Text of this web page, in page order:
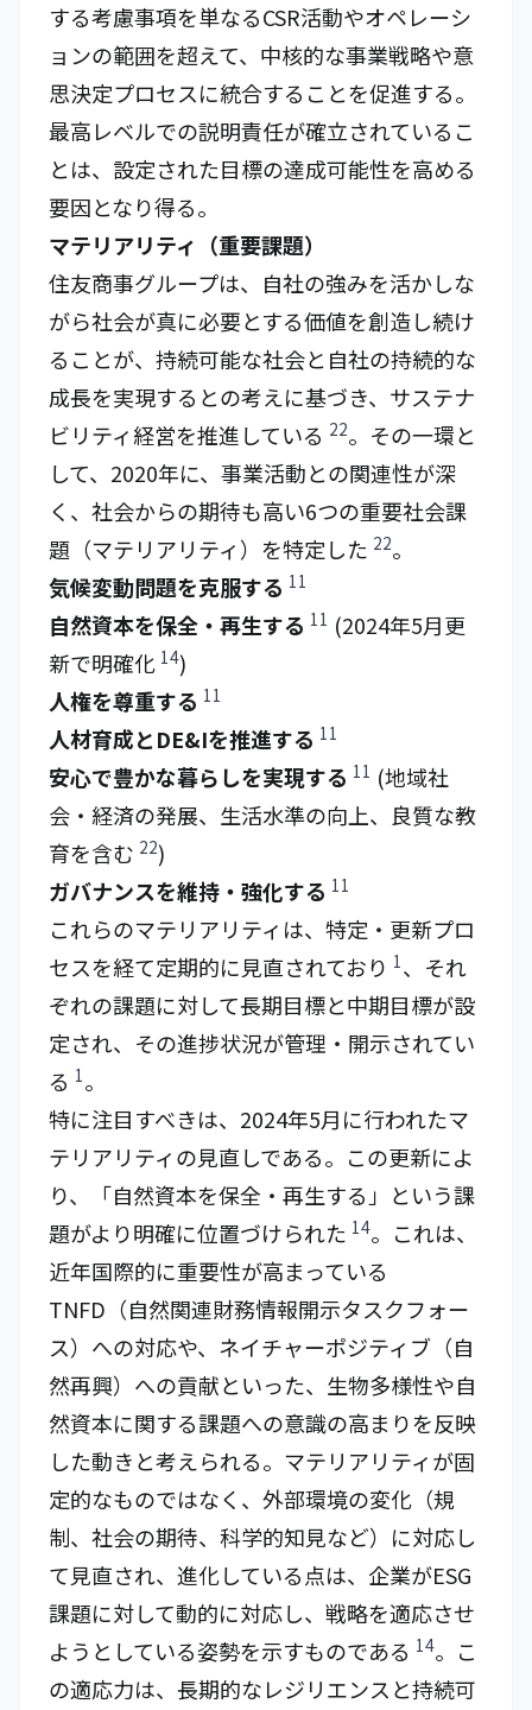
する考慮事項を単なるCSR活動やオペレーシ
ョンの範囲を超えて、中核的な事業戦略や意
思決定プロセスに統合することを促進する。
最高レベルでの説明責任が確立されているこ
とは、設定された目標の達成可能性を高める
要因となり得る。
マテリアリティ（重要課題）
住友商事グループは、自社の強みを活かしな
がら社会が真に必要とする価値を創造し続け
ることが、持続可能な社会と自社の持続的な
成長を実現するとの考えに基づき、サステナ
ビリティ経営を推進している 22。その一環と
して、2020年に、事業活動との関連性が深
く、社会からの期待も高い6つの重要社会課
題（マテリアリティ）を特定した 22。
気候変動問題を克服する 11
自然資本を保全・再生する 11 (2024年5月更
新で明確化 14)
人権を尊重する 11
人材育成とDE&Iを推進する 11
安心で豊かな暮らしを実現する 11 (地域社
会・経済の発展、生活水準の向上、良質な教
育を含む 22)
ガバナンスを維持・強化する 11
これらのマテリアリティは、特定・更新プロ
セスを経て定期的に見直されており 1、それ
ぞれの課題に対して長期目標と中期目標が設
定され、その進捗状況が管理・開示されてい
る 1。
特に注目すべきは、2024年5月に行われたマ
テリアリティの見直しである。この更新によ
り、「自然資本を保全・再生する」という課
題がより明確に位置づけられた 14。これは、
近年国際的に重要性が高まっている
TNFD（自然関連財務情報開示タスクフォー
ス）への対応や、ネイチャーポジティブ（自
然再興）への貢献といった、生物多様性や自
然資本に関する課題への意識の高まりを反映
した動きと考えられる。マテリアリティが固
定的なものではなく、外部環境の変化（規
制、社会の期待、科学的知見など）に対応し
て見直され、進化している点は、企業がESG
課題に対して動的に対応し、戦略を適応させ
ようとしている姿勢を示すものである 14。こ
の適応力は、長期的なレジリエンスと持続可